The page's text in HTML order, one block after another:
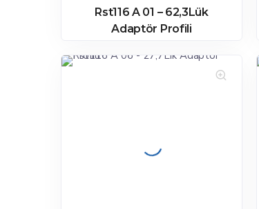
Rst116 A 01 – 62,3Lük
Adaptör Profili